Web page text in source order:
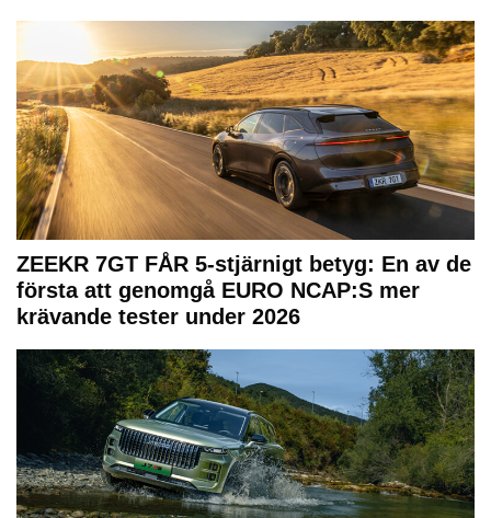
ZEEKR 7GT FÅR 5-stjärnigt betyg: En av de
första att genomgå EURO NCAP:S mer
krävande tester under 2026